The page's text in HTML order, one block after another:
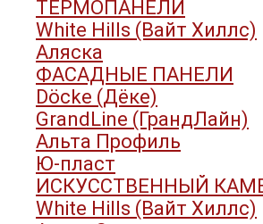
ТЕРМОПАНЕЛИ
White Hills (Вайт Хиллс)
Аляска
ФАСАДНЫЕ ПАНЕЛИ
Döcke (Дёке)
GrandLine (ГрандЛайн)
Альта Профиль
Ю-пласт
ИСКУССТВЕННЫЙ
White Hills (Вайт Хиллс)